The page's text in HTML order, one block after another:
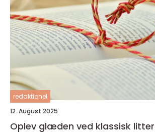
redaktionel
12. August 2025
Oplev glæden ved klassisk